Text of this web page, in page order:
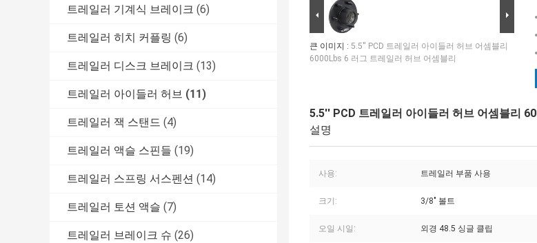
트레일러 기계식 브레이크 (6)
트레일러 히치 커플링 (6)
트레일러 디스크 브레이크 (13)
트레일러 아이들러 허브 (11)
트레일러 잭 스탠드 (4)
트레일러 액슬 스핀들 (19)
트레일러 스프링 서스펜션 (14)
트레일러 토션 액슬 (7)
트레일러 브레이크 슈 (26)
큰 이미지 : 5.5'' PCD 트레일러 아이들러 허브 어셈블리
6000Lbs 6 러그 트레일러 허브 어셈블리
5.5'' PCD 트레일러 아이들러 허브 어셈블리
설명
사용: 트레일러 부품 사용
크기: 3/8" 볼트
오일 시일: 외경 48.5 싱글 클립